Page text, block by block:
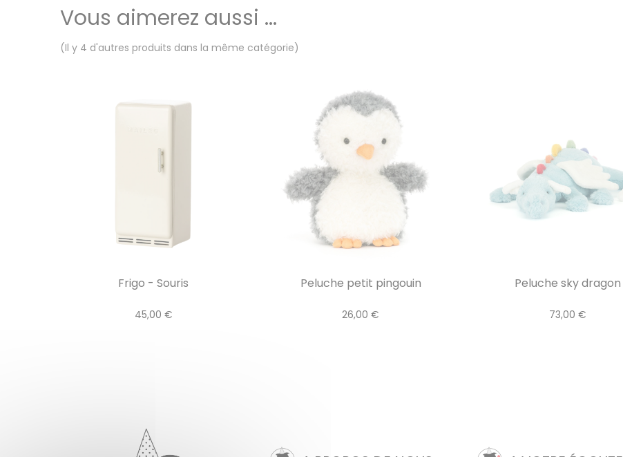
Vous aimerez aussi ...
(Il y 4 d'autres produits dans la même catégorie)
Frigo - Souris
45,00 €
Peluche petit pingouin
26,00 €
Peluche sky dragon
73,00 €